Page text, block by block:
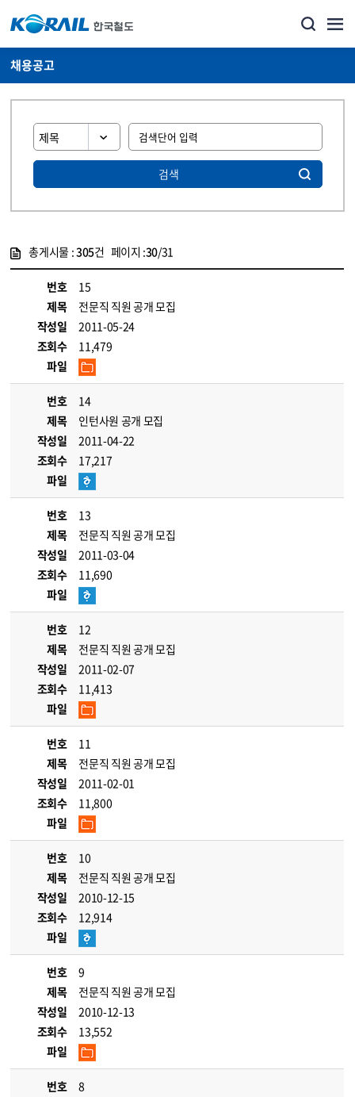
채용공고
검색
총게시물 :305건 페이지 :30/31
번호
15
제목
전문직 직원 공개 모집
작성일
2011-05-24
조회수
11,479
파일
번호
14
제목
인턴사원 공개 모집
작성일
2011-04-22
조회수
17,217
파일
번호
13
제목
전문직 직원 공개 모집
작성일
2011-03-04
조회수
11,690
파일
번호
12
제목
전문직 직원 공개 모집
작성일
2011-02-07
조회수
11,413
파일
번호
11
제목
전문직 직원 공개 모집
작성일
2011-02-01
조회수
11,800
파일
번호
10
제목
전문직 직원 공개 모집
작성일
2010-12-15
조회수
12,914
파일
번호
9
제목
전문직 직원 공개 모집
작성일
2010-12-13
조회수
13,552
파일
번호
8